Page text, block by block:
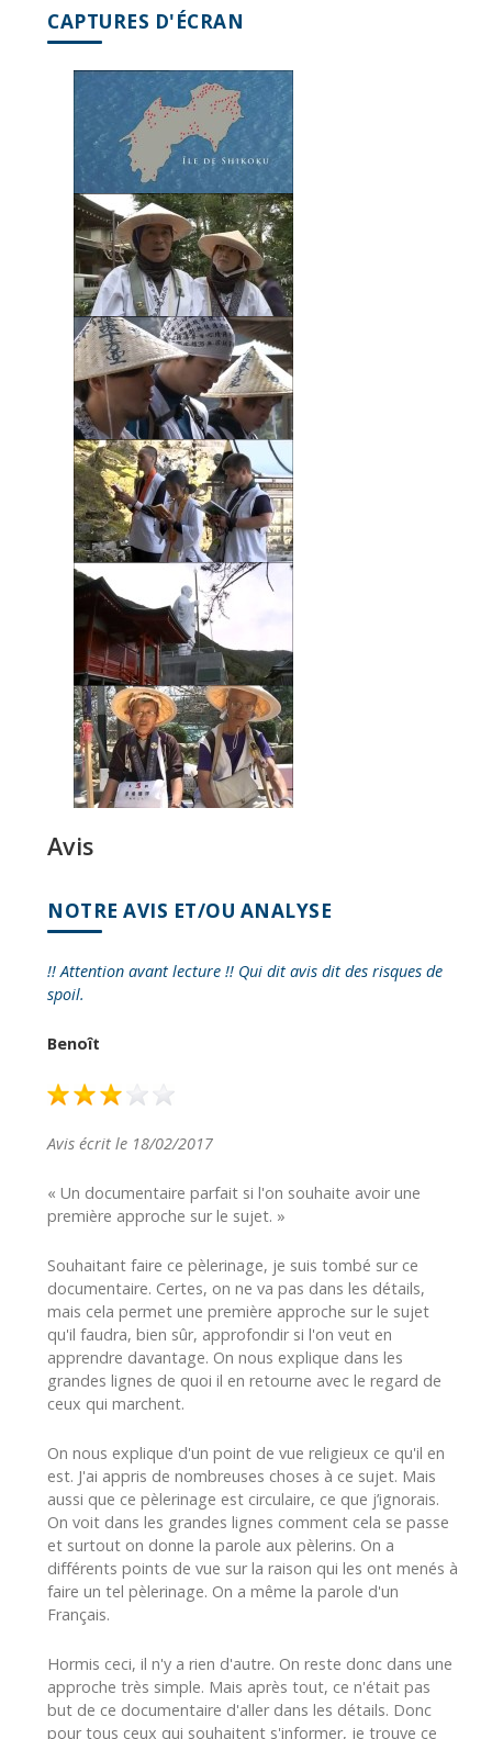
CAPTURES D'ÉCRAN
Avis
NOTRE AVIS ET/OU ANALYSE
!! Attention avant lecture !! Qui dit avis dit des risques de
spoil.
Benoît
Avis écrit le 18/02/2017
« Un documentaire parfait si l'on souhaite avoir une
première approche sur le sujet. »
Souhaitant faire ce pèlerinage, je suis tombé sur ce
documentaire. Certes, on ne va pas dans les détails,
mais cela permet une première approche sur le sujet
qu'il faudra, bien sûr, approfondir si l'on veut en
apprendre davantage. On nous explique dans les
grandes lignes de quoi il en retourne avec le regard de
ceux qui marchent.
On nous explique d'un point de vue religieux ce qu'il en
est. J'ai appris de nombreuses choses à ce sujet. Mais
aussi que ce pèlerinage est circulaire, ce que j’ignorais.
On voit dans les grandes lignes comment cela se passe
et surtout on donne la parole aux pèlerins. On a
différents points de vue sur la raison qui les ont menés à
faire un tel pèlerinage. On a même la parole d'un
Français.
Hormis ceci, il n'y a rien d'autre. On reste donc dans une
approche très simple. Mais après tout, ce n'était pas
but de ce documentaire d'aller dans les détails. Donc
pour tous ceux qui souhaitent s'informer, je trouve ce